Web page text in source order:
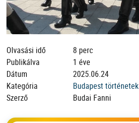
Olvasási idő
8 perc
Publikálva
1 éve
Dátum
2025.06.24
Kategória
Budapest történetek
Szerző
Budai Fanni